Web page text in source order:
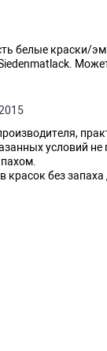
белые краски/
условий
красок без